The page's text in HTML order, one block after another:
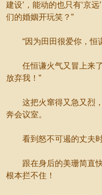
建设’，能动的也只有‘京
们的婚姻开玩笑？”
“因为田田很爱你，恒
任恒谦火气又冒上来了
放弃我！”
这把火窜得又急又烈，
奔会议室。
看到怒不可遏的丈夫时
跟在身后的美珊简直快
根本拦不住！